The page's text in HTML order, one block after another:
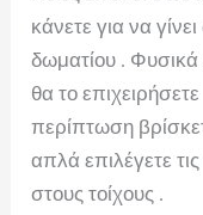
κάνετε για να
δωματίου .
θα το
περίπτωση
απλά επιλέγετε
στους τοίχους .